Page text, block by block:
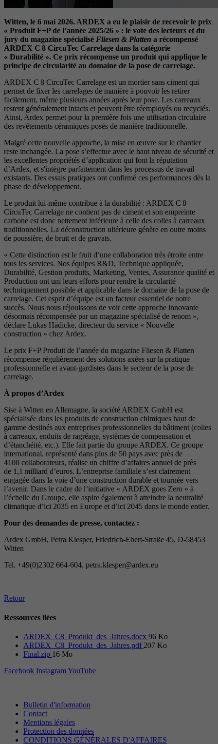
Witten, le 6 mai 2026. ARDEX a eu le plaisir de recevoir le prix
« Produit F+P de l’année 2025/26 » : le vote des lecteurs et du
jury du magazine spécialisé Fliesen & Platten a récompensé
ARDEX C 8 CircuTec Carrelage dans la catégorie
« Durabilité ». Ce prix récompense un produit qui applique le
principe de circularité au domaine de la pose de carrelage.
ARDEX C 8 CircuTec Carrelage est un mortier sans ciment qui
permet de fixer les carrelages de manière à pouvoir les retirer
facilement, même plusieurs années après leur pose. Les carreaux
restent généralement intacts et peuvent être réemployés ou recyclés.
Ainsi, Ardex permet pour la première fois une utilisation circulaire
des revêtements céramiques posés de manière traditionnelle.
Malgré cette nouvelle approche, la mise en œuvre sur le chantier
reste inchangée. La pose s’effectue avec le haut niveau de sécurité et
les excellentes propriétés d’application qui font la réputation
d’Ardex, et s'intègre parfaitement dans les processus de travail
existants. Des essais pratiques ont confirmé ces performances dès la
phase de développement.
Le produit lui-même contribue à la durabilité : ARDEX C 8
CircuTec Carrelage ne contient pas de ciment et son empreinte
carbone est donc nettement inférieure à celle des colles à carreaux
traditionnelles. La déconstruction ultérieure génère en outre moins
de poussière, de bruit et de gravats.
« Cette distinction est le fruit d’une collaboration très étroite entre
tous les services. Nos équipes R&D, Technique appliquée,
Durabilité, Gestion produits, Marketing, Ventes, Assurance qualité et
Production ont uni leurs efforts pour rendre la circularité
techniquement possible et applicable dans le domaine de la pose de
carrelage. Cet esprit d’équipe est un facteur essentiel de notre
succès. Nous nous réjouissons de voir cette approche innovante
désormais récompensée par un magazine spécialisé de renom »,
déclare Lukas Hädicke, directeur du service « Nouvelle
construction » chez Ardex.
Le prix F+P Produit de l’année du magazine Fliesen & Platten
récompense régulièrement des solutions axées sur la pratique
professionnelle et avant-gardistes dans le secteur de la pose de
carrelage.
À propos d’Ardex
Sise à Witten en Allemagne, la société ARDEX GmbH est
spécialisée dans les produits de construction chimiques haut de
gamme destinés aux entreprises professionnelles du bâtiment (colles
à carreaux, enduits de ragréage, systèmes de compensation et
d’étanchéité, etc.). Elle fait partie du groupe ARDEX. Ce groupe
international, représenté dans plus de 50 pays avec près de
4100 collaborateurs, réalise un chiffre d’affaires annuel de près
de 1,1 milliard d’euros. L’entreprise familiale s’est clairement
engagée dans la voie d’une construction durable et tournée vers
l’avenir. Dans le cadre de l’initiative « ARDEX goes Zero » à
l’échelle du Groupe, elle aspire également à atteindre la neutralité
climatique d’ici 2035 en Europe et d’ici 2045 dans le monde entier.
Pour des demandes de presse, contactez :
Ardex GmbH, Petra Klesper, Friedrich-Ebert-Straße 45, D-58453
Witten
Tel. +49(0)2302 664-604, petra.klesper@ardex.eu
Retour
Ressources liées
ARDEX_C8_Produkt_des_Jahres.docx 96 Ko
ARDEX_C8_Produkt_des_Jahres.pdf 207 Ko
Final.zip 16 Mo
Facebook InstagramYouTube
Bulletin d'information
Contact
Mentions légales
Protection des données
CONDITIONS GÉNÉRALES D'AFFAIRES